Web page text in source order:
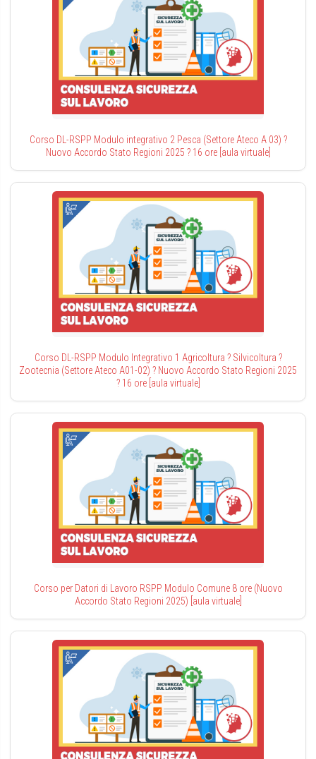
Corso DL-RSPP Modulo integrativo 2 Pesca (Settore Ateco A 03) ?
Nuovo Accordo Stato Regioni 2025 ? 16 ore [aula virtuale]
Corso DL-RSPP Modulo Integrativo 1 Agricoltura ? Silvicoltura ?
Zootecnia (Settore Ateco A01-02) ? Nuovo Accordo Stato Regioni 2025
? 16 ore [aula virtuale]
Corso per Datori di Lavoro RSPP Modulo Comune 8 ore (Nuovo
Accordo Stato Regioni 2025) [aula virtuale]